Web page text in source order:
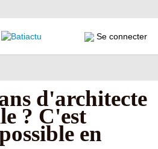
Se connecter
d'architecte
? C'est
en